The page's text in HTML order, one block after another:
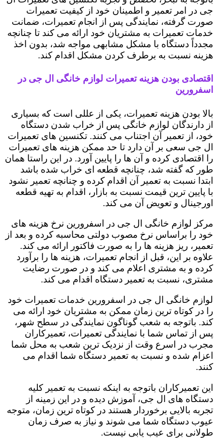
جی در امر تعمیر و اطمینان خود از کیفیت تعمیرات
صورت گرفته، نمایندگی پس از انجام تعمیرات، ضمانت
خدمات تعمیرات به مشتریان خود ارائه می کند تا چنانچه
مجدداً دستگاه با مشکل مشابهی مواجه شد، بدون اخذ
هزینه نسبت به برطرف کردن مشکل اقدام کند.
اقتصادی بودن هزینه تعمیرات لوازم خانگی ال جی در
اسفرورین
بالا بودن هزینه تعمیرات، یکی از عللی است که بسیاری
از دارندگان لوازم خانگی پس از خراب شدن دستگاه
خود، از تعمیر آن اجتناب می کنند. تکنسین های تعمیرات
ال جی سعی بر آن دارد تا حد ممکن هزینه های تعمیرات
را اقتصادی کرده و آن ها را پایین آورد. در این راستا همان
طور که گفته شد، چنانچه قطعه ای خراب شده باشد
ابتدا نسبت به تعمیر آن اقدام کرده و چنانچه تعمیر نشود
با پایین ترین قیمت نسبت به بازار، اقدام به تهیه قطعه
اورجینال و تعویض آن می کند.
مرکز لوازم خانگی ال جی در اسفرورین نرخ هزینه های
خود را براساس نرخ مصوب دولتی محاسبه کرده و بعد از
تعمیر، ریز هزینه ها را به صورت فاکتور ارائه می کند.
علاوه بر این، قبل از انجام تعمیرات، هزینه ها را برآورد
کرده و به مشتری اعلام می کند و در صورت رضایت
مشتری، نسبت به تعمیر دستگاه اقدام می کند.
لوازم خانگی ال جی در اسفرورین خدمات تعمیرات خود
را در کوتاه ترین زمان ممکن به مشتریان خود ارائه می
کند. باتوجه به شعب گوناگون نمایندگی در سطح شهر،
پس از تماس شما با نمایندگی تعمیرات، تعمیرکاران
مجرب در اسرع وقت از نزدیک ترین شعب به محل شما
اعزام شده و نسبت به تعمیر دستگاه شما اقدام می
کنند.
این تعمیرکاران باتوجه به اینکه نسبت به تعمیر کلیه
دستگاه های ال جی، آموزش دیده و در این زمینه از
تجربه بالایی برخوردار هستند در کوتاه ترین زمان، متوجه
عیوب دستگاه شما می شوند و نیاز به صرف زمان
طولانی برای عیب یابی نیست.